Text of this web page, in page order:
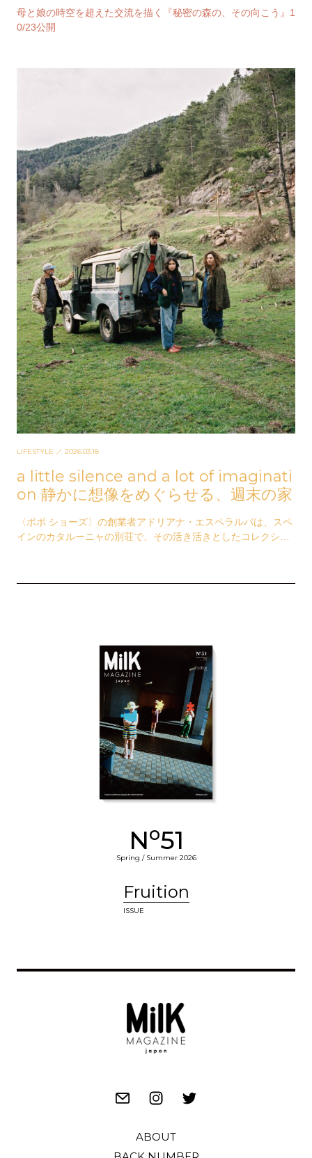
母と娘の時空を超えた交流を描く『秘密の森の、その向こう』1
0/23公開
LIFESTYLE ／ 2026.03.18
a little silence and a lot of imaginati
on 静かに想像をめぐらせる、週末の家
〈ボボ ショーズ〉の創業者アドリアナ・エスペラルバは、スペ
インのカタルーニャの別荘で、その活き活きとしたコレクショ
No51
Spring / Summer 2026
Fruition
ISSUE
ABOUT